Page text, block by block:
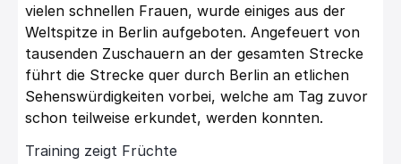
vielen schnellen Frauen, wurde einiges aus der
Weltspitze in Berlin aufgeboten. Angefeuert von
tausenden Zuschauern an der gesamten Strecke
führt die Strecke quer durch Berlin an etlichen
Sehenswürdigkeiten vorbei, welche am Tag zuvor
schon teilweise erkundet, werden konnten.
Training zeigt Früchte